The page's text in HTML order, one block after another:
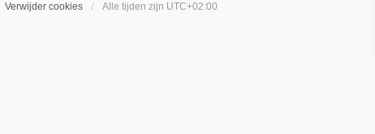
Verwijder cookies Alle tijden zijn UTC+02:00